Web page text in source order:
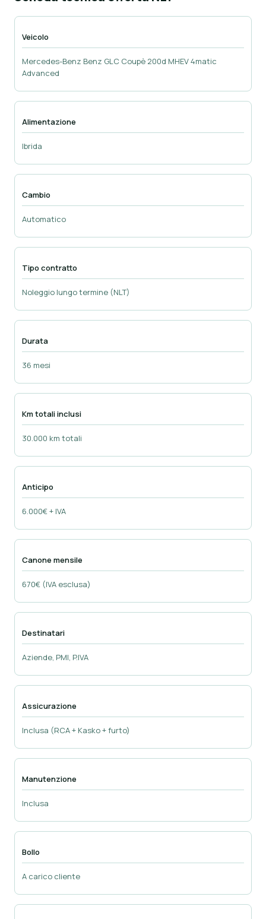
Veicolo
Mercedes-Benz Benz GLC Coupè 200d MHEV 4matic
Advanced
Alimentazione
Ibrida
Cambio
Automatico
Tipo contratto
Noleggio lungo termine (NLT)
Durata
36 mesi
Km totali inclusi
30.000 km totali
Anticipo
6.000€ + IVA
Canone mensile
670€ (IVA esclusa)
Destinatari
Aziende, PMI, P.IVA
Assicurazione
Inclusa (RCA + Kasko + furto)
Manutenzione
Inclusa
Bollo
A carico cliente